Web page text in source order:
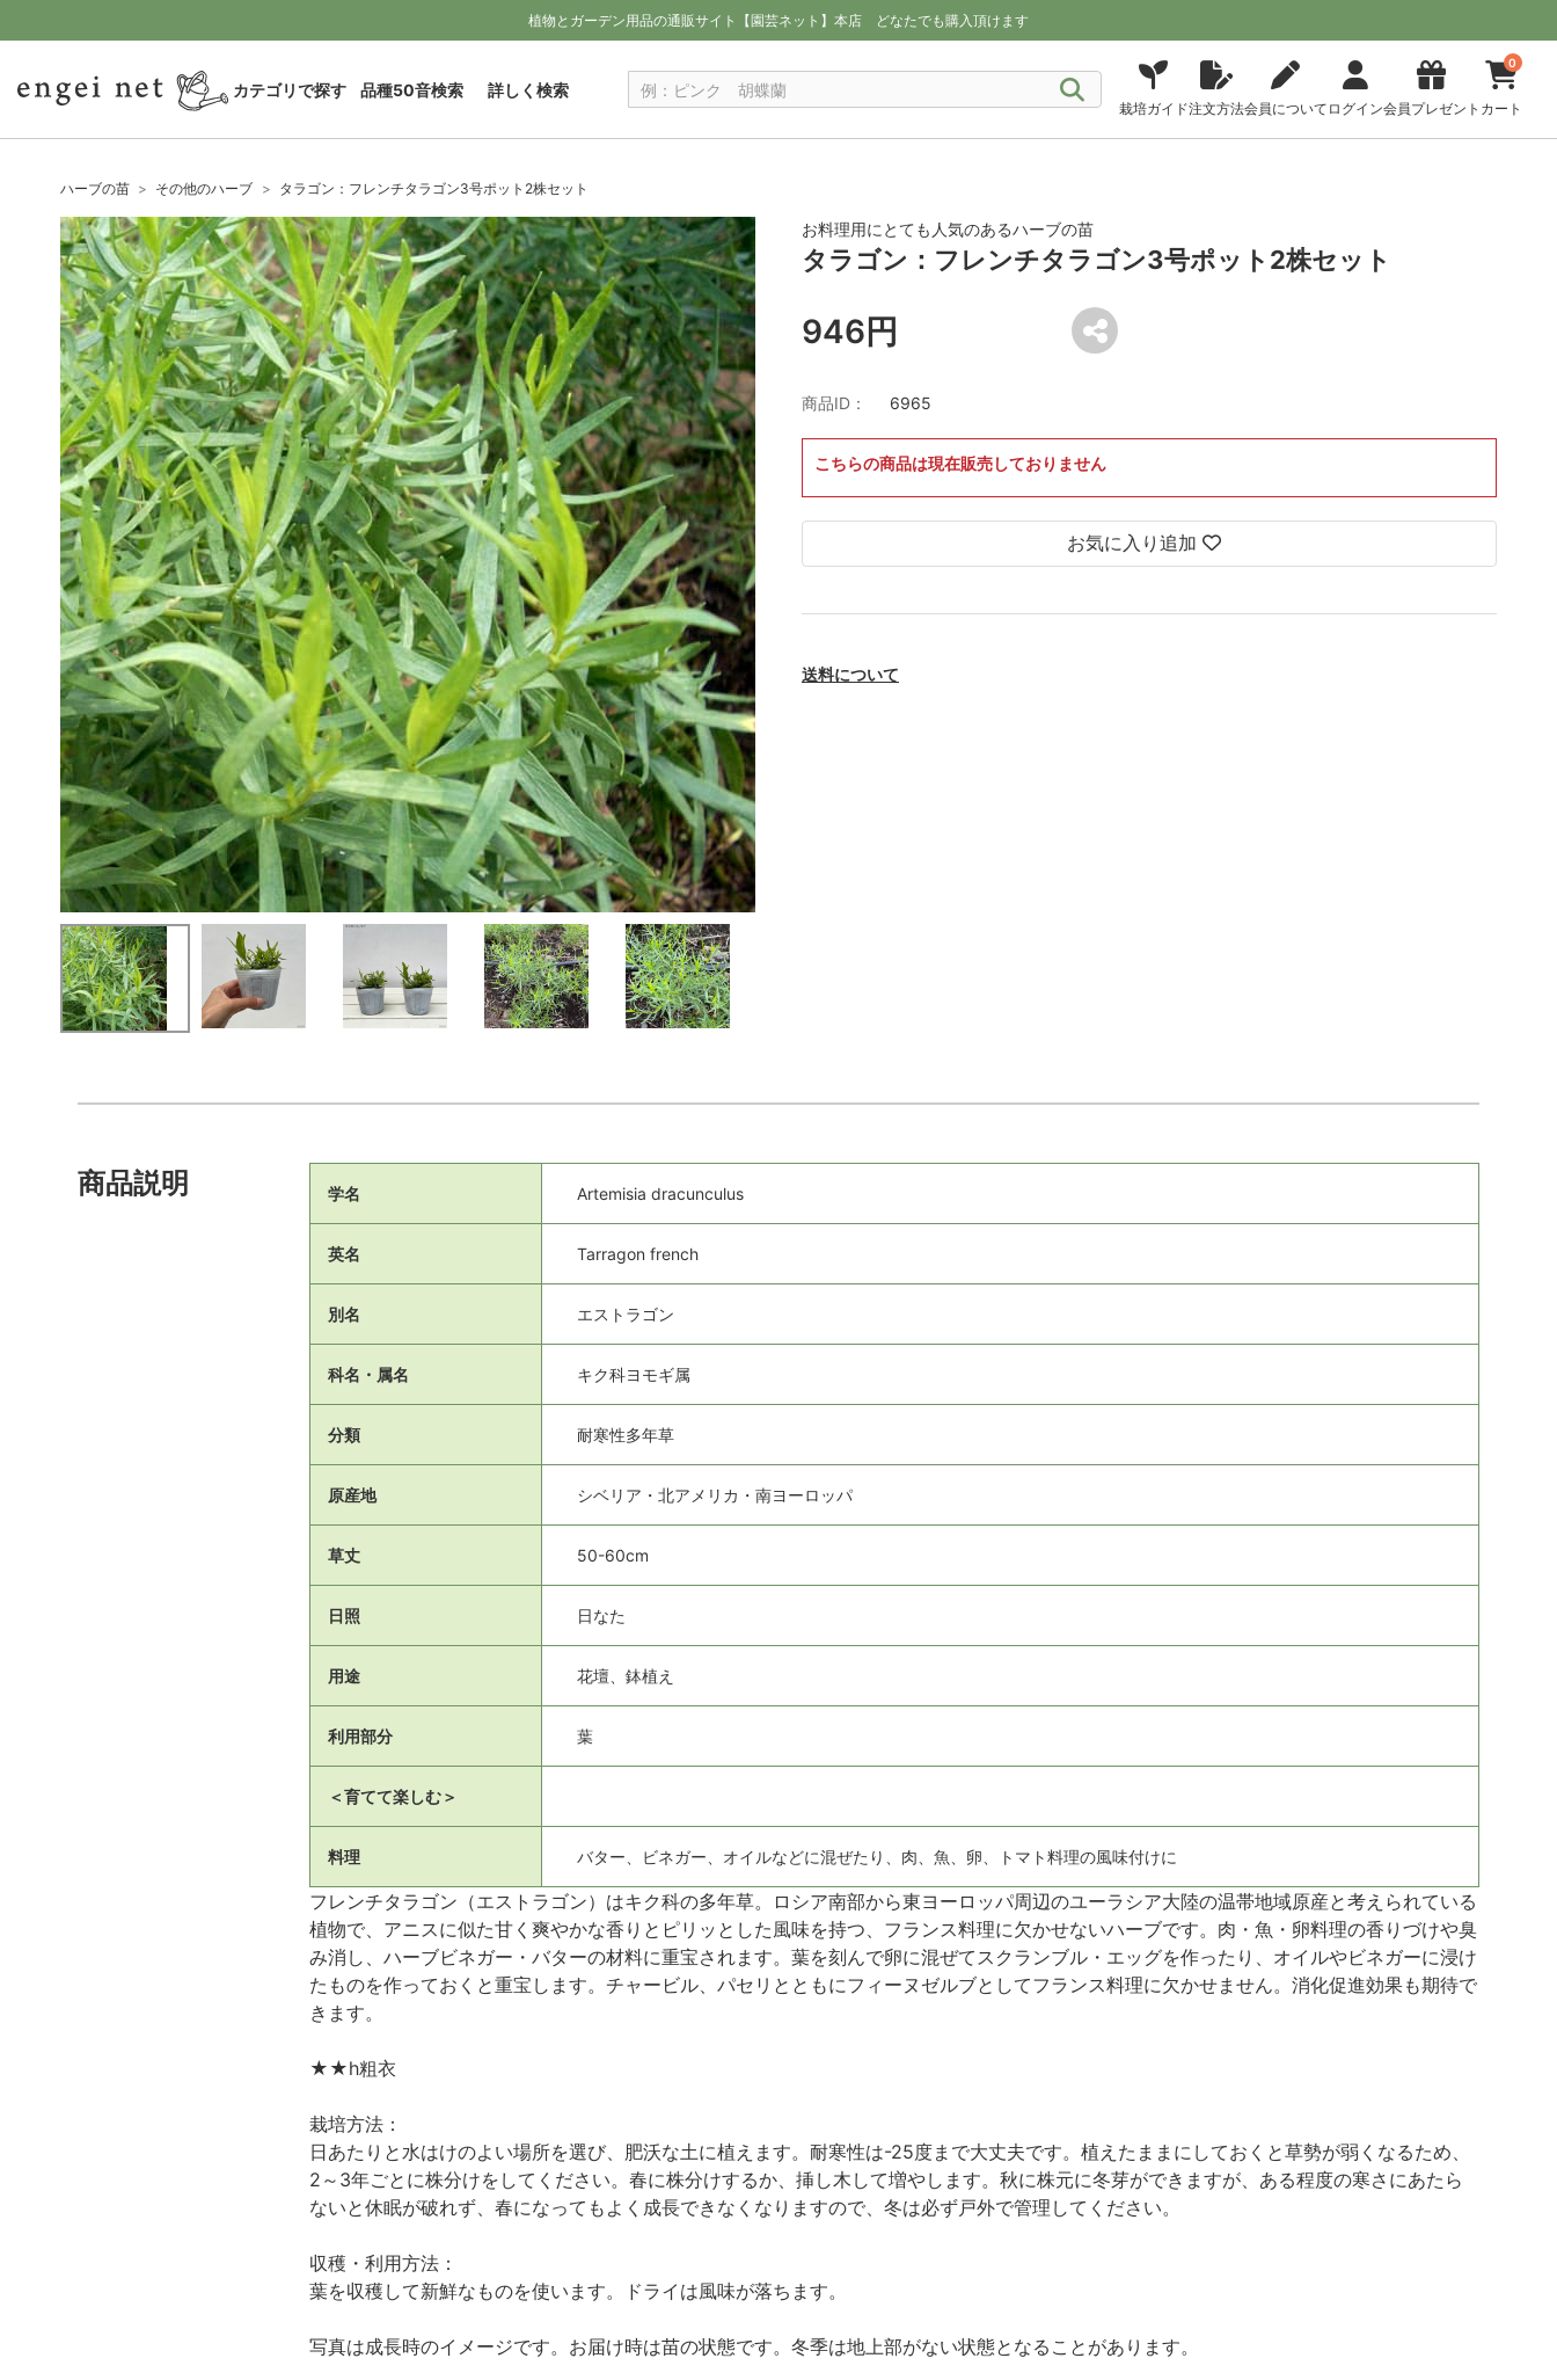
植物とガーデン用品の通販サイト【園芸ネット】本店 どなたでも購入頂けます
カテゴリで探す 品種50音検索 詳しく検索
栽培ガイド注文方法会員について ログイン会員プレゼント
0
カート
ハーブの苗 その他のハーブ タラゴン：フレンチタラゴン3号ポット2株セット
お料理用にとても人気のあるハーブの苗
タラゴン：フレンチタラゴン3号ポット2株セット
946円
商品ID： 6965
こちらの商品は現在販売しておりません
お気に入り追加
送料について
商品説明 学名 Artemisia dracunculus
英名 Tarragon french
別名 エストラゴン
科名・属名 キク科ヨモギ属
分類 耐寒性多年草
原産地 シベリア・北アメリカ・南ヨーロッパ
草丈 50-60cm
日照 日なた
用途 花壇、鉢植え
利用部分 葉
＜育てて楽しむ＞
料理 バター、ビネガー、オイルなどに混ぜたり、肉、魚、卵、トマト料理の風味付けに
フレンチタラゴン（エストラゴン）はキク科の多年草。ロシア南部から東ヨーロッパ周辺のユーラシア大陸の温帯地域原産と考えられている
植物で、アニスに似た甘く爽やかな香りとピリッとした風味を持つ、フランス料理に欠かせないハーブです。肉・魚・卵料理の香りづけや臭
み消し、ハーブビネガー・バターの材料に重宝されます。葉を刻んで卵に混ぜてスクランブル・エッグを作ったり、オイルやビネガーに浸け
たものを作っておくと重宝します。チャービル、パセリとともにフィーヌゼルブとしてフランス料理に欠かせません。消化促進効果も期待で
きます。
★★h粗衣
栽培方法：
日あたりと水はけのよい場所を選び、肥沃な土に植えます。耐寒性は-25度まで大丈夫です。植えたままにしておくと草勢が弱くなるため、
2～3年ごとに株分けをしてください。春に株分けするか、挿し木して増やします。秋に株元に冬芽ができますが、ある程度の寒さにあたら
ないと休眠が破れず、春になってもよく成長できなくなりますので、冬は必ず戸外で管理してください。
収穫・利用方法：
葉を収穫して新鮮なものを使います。ドライは風味が落ちます。
写真は成長時のイメージです。お届け時は苗の状態です。冬季は地上部がない状態となることがあります。